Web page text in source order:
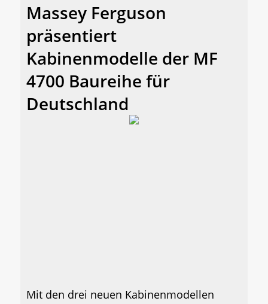
Massey Ferguson
präsentiert
Kabinenmodelle der MF
4700 Baureihe für
Deutschland
Mit den drei neuen Kabinenmodellen